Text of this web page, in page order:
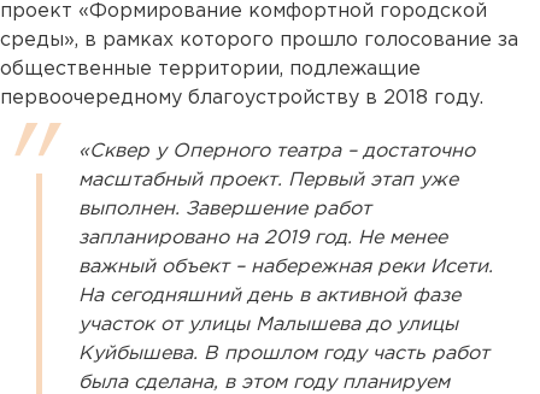
проект «Формирование комфортной городской
среды», в рамках которого прошло голосование за
общественные территории, подлежащие
первоочередному благоустройству в 2018 году.
«Сквер у Оперного театра – достаточно
масштабный проект. Первый этап уже
выполнен. Завершение работ
запланировано на 2019 год. Не менее
важный объект – набережная реки Исети.
На сегодняшний день в активной фазе
участок от улицы Малышева до улицы
Куйбышева. В прошлом году часть работ
была сделана, в этом году планируем